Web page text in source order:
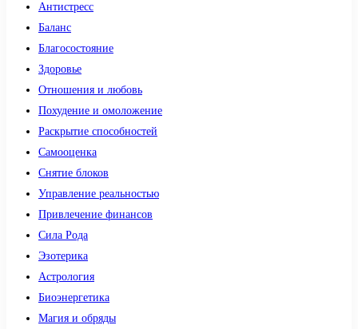
Антистресс
Баланс
Благосостояние
Здоровье
Отношения и любовь
Похудение и омоложение
Раскрытие способностей
Самооценка
Снятие блоков
Управление реальностью
Привлечение финансов
Сила Рода
Эзотерика
Астрология
Биоэнергетика
Магия и обряды